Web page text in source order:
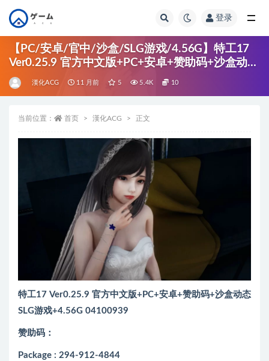
登录
【PC/安卓/官中/沙盒/SLG游戏/4.56G】特工17
Ver0.25.9 官方中文版+PC+安卓+赞助码+沙盒动态
SLG游戏+4.56G
漢化ACG 11 月前 5 5.4K 10
当前位置： 首页 漢化ACG 正文
特工17 Ver0.25.9 官方中文版+PC+安卓+赞助码+沙盒动态
SLG游戏+4.56G 04100939
赞助码：
Package : 294-912-4844